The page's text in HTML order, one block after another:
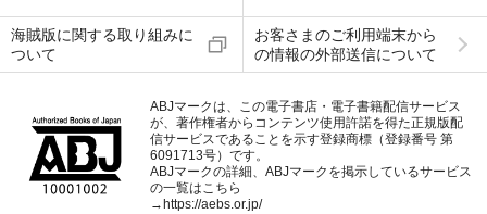
海賊版に関する取り組みに
ついて
お客さまのご利用端末から
の情報の外部送信について
ABJマークは、この電子書店・電子書籍配信サービス
が、著作権者からコンテンツ使用許諾を得た正規版配
信サービスであることを示す登録商標（登録番号 第
6091713号）です。
ABJマークの詳細、ABJマークを掲示しているサービス
の一覧はこちら
→ https://aebs.or.jp/